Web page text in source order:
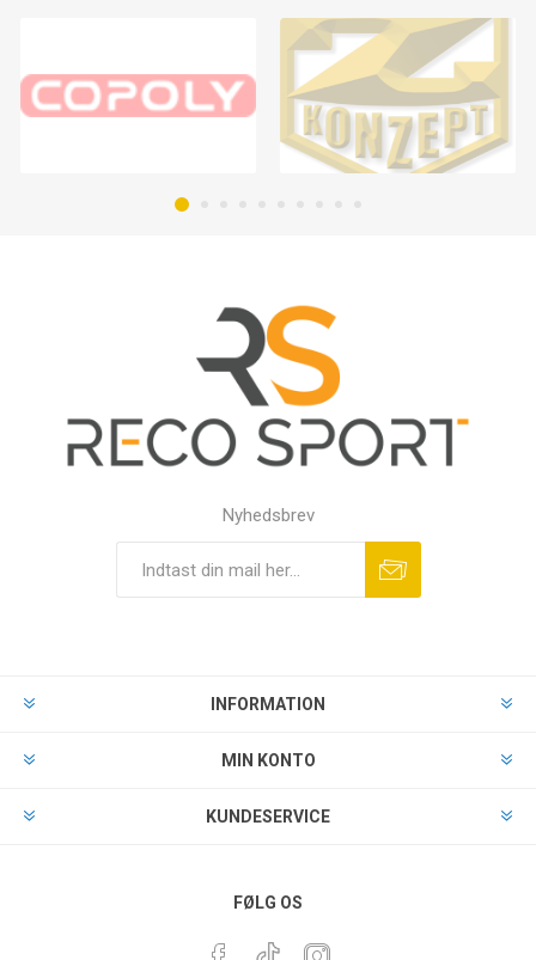
Nyhedsbrev
INFORMATION
MIN KONTO
KUNDESERVICE
FØLG OS